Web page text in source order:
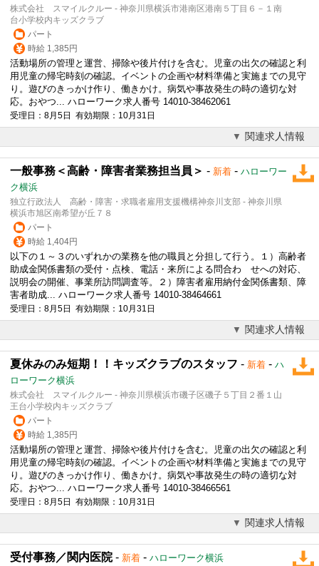
株式会社 スマイルクルー - 神奈川県横浜市港南区港南５丁目６－１南
台小学校内キッズクラブ
パート
時給 1,385円
活動場所の管理と運営、掃除や後片付けを含む。児童の出欠の確認と利
用児童の帰宅時刻の確認。イベントの企画や材料準備と実施までの見守
り。遊びのきっかけ作り、働きかけ。病気や事故発生の時の適切な対
応。おやつ... ハローワーク求人番号 14010-38462061
受理日：8月5日 有効期限：10月31日
関連求人情報
一般事務＜高齢・障害者業務担当員＞ - 新着 - ハローワー
ク横浜
独立行政法人 高齢・障害・求職者雇用支援機構神奈川支部 - 神奈川県
横浜市旭区南希望が丘７８
パート
時給 1,404円
以下の１～３のいずれかの業務を他の職員と分担して行う。１）高齢者
助成金関係書類の受付・点検、電話・来所による問合わ せへの対応、
説明会の開催、事業所訪問調査等。２）障害者雇用納付金関係書類、障
害者助成... ハローワーク求人番号 14010-38464661
受理日：8月5日 有効期限：10月31日
関連求人情報
夏休みのみ短期！！キッズクラブのスタッフ - 新着 - ハ
ローワーク横浜
株式会社 スマイルクルー - 神奈川県横浜市磯子区磯子５丁目２番１山
王台小学校内キッズクラブ
パート
時給 1,385円
活動場所の管理と運営、掃除や後片付けを含む。児童の出欠の確認と利
用児童の帰宅時刻の確認。イベントの企画や材料準備と実施までの見守
り。遊びのきっかけ作り、働きかけ。病気や事故発生の時の適切な対
応。おやつ... ハローワーク求人番号 14010-38466561
受理日：8月5日 有効期限：10月31日
関連求人情報
受付事務／関内医院- 新着 - ハローワーク横浜